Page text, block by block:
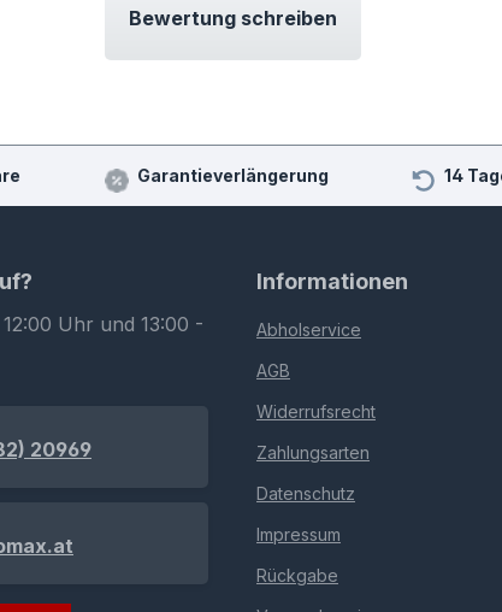
Bewertung schreiben
Garantieverlängerung 14
Uhr und 13:00 -
20969
Informationen
Abholservice
AGB
Widerrufsrecht
Zahlungsarten
Datenschutz
Impressum
Rückgabe